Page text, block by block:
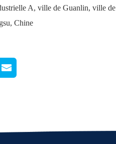
A, ville de Guanlin, ville de
Chine